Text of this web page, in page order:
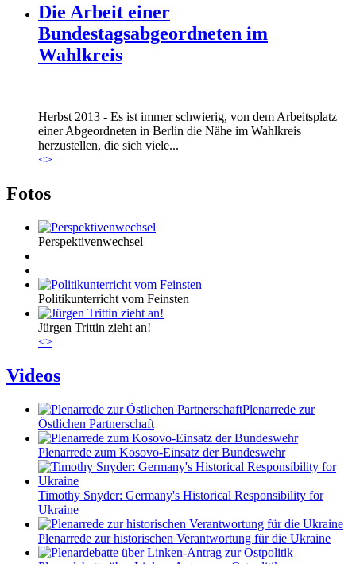
Die Arbeit einer
Bundestagsabgeordneten im
Wahlkreis
Marie_und_Wahlkreis.jpg
Marie_und_Wahlkreis.jpg
Herbst 2013 - Es ist immer schwierig, von dem Arbeitsplatz
einer Abgeordneten in Berlin die Nähe im Wahlkreis
herzustellen, die sich viele...
<>
Fotos
Perspektivenwechsel
Politikunterricht vom Feinsten
Jürgen Trittin zieht an!
<>
Videos
Plenarrede zur
Östlichen Partnerschaft
Plenarrede zum Kosovo-Einsatz der Bundeswehr
Timothy Snyder: Germany's Historical Responsibility for
Ukraine
Plenarrede zur historischen Verantwortung für die Ukraine